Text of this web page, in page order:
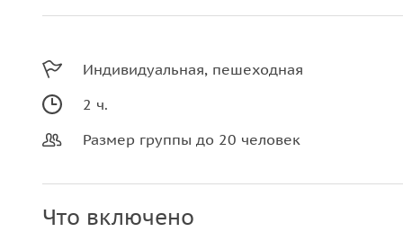
Индивидуальная, пешеходная
2 ч.
Размер группы до 20 человек
Что включено